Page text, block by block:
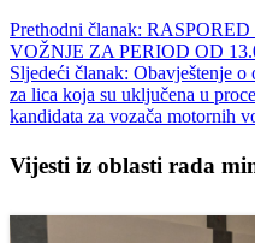
Prethodni članak:
VOŽNJE ZA PERIOD OD
Sljedeći članak: Obavještenje
za lica koja su uključena u
kandidata za vozača motornih
Vijesti iz oblasti rada